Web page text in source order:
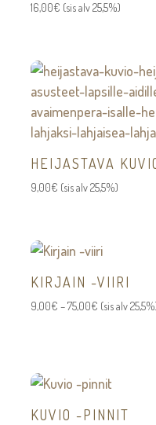
16,00€ (sis alv 25,5%)
HEIJASTAVA
9,00€ (sis alv 25,5%)
KIRJAIN -VIIRI
9,00€ –75,00€Hintaluokka:
(sis alv
KUVIO -PINNIT